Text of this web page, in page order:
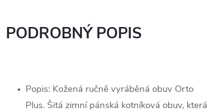
PODROBNÝ POPIS
Popis: Kožená ručně vyráběná obuv Orto
Plus. Šitá zimní pánská kotníková obuv, která